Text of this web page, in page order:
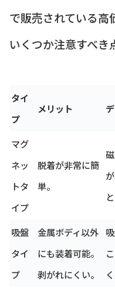
で販売されている高
いくつか注意すべき
タイ
プ
メリット
マグ
ネッ
トタ
イプ
脱着が非常に簡
単。
吸盤
タイ
プ
金属ボディ以外
にも装着可能。
剥がれにくい。